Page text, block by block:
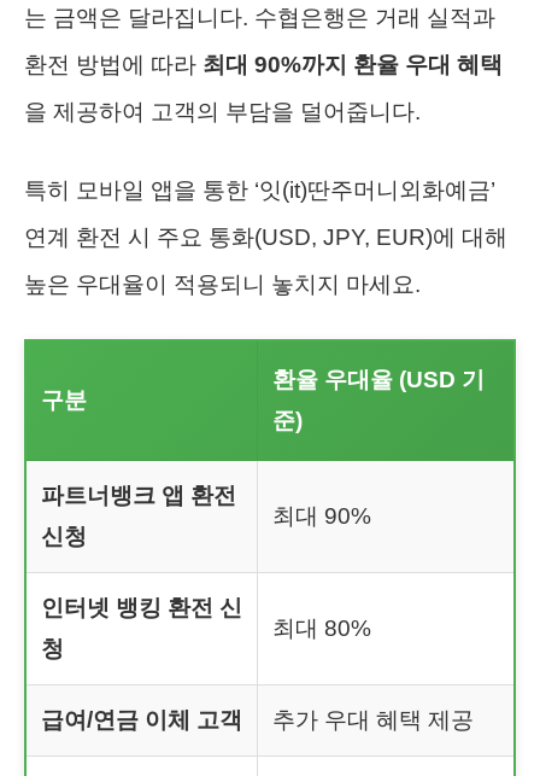
는 금액은 달라집니다. 수협은행은 거래 실적과
환전 방법에 따라 최대 90%까지 환율 우대 혜택
을 제공하여 고객의 부담을 덜어줍니다.
특히 모바일 앱을 통한 ‘잇(it)딴주머니외화예금’
연계 환전 시 주요 통화(USD, JPY, EUR)에 대해
높은 우대율이 적용되니 놓치지 마세요.
구분
환율 우대율 (USD 기
준)
파트너뱅크 앱 환전
신청
최대 90%
인터넷 뱅킹 환전 신
청
최대 80%
급여/연금 이체 고객 추가 우대 혜택 제공